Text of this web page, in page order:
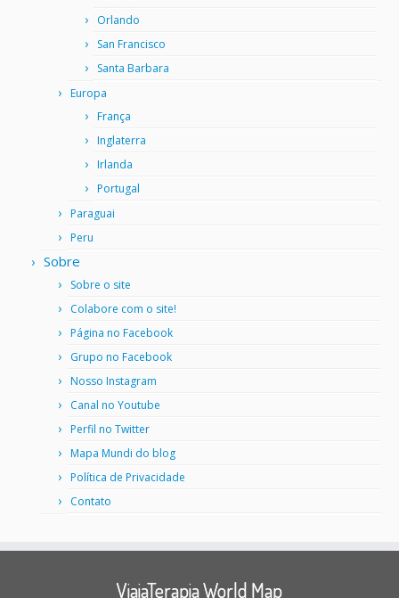
Orlando
San Francisco
Santa Barbara
Europa
França
Inglaterra
Irlanda
Portugal
Paraguai
Peru
Sobre
Sobre o site
Colabore com o site!
Página no Facebook
Grupo no Facebook
Nosso Instagram
Canal no Youtube
Perfil no Twitter
Mapa Mundi do blog
Política de Privacidade
Contato
ViajaTerapia World Map